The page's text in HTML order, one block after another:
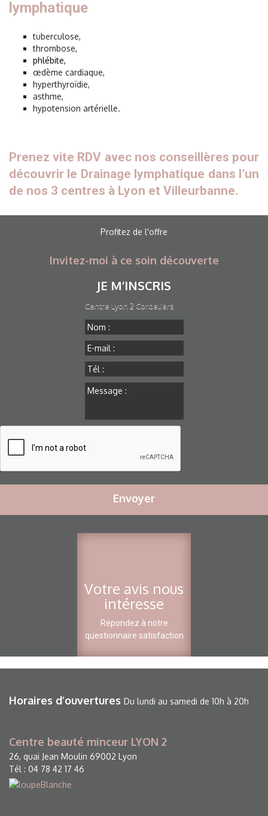
lymphatique
tuberculose,
thrombose,
phlébite,
œdème cardiaque,
hyperthyroïdie,
asthme,
hypotension artérielle.
Prenez vite RDV avec nos conseillères pour
découvrir le Drainage lymphatique dans l’un
de nos 3 centres à Lyon et Villeurbanne.
Profitez de l'offre
Invitez-moi à ce soin découverte
JE M’INSCRIS
Centre Lyon 2 Cordeliers
Envoyer
Votre avis nous
intéresse
Répondez à notre
questionnaire satisfaction
Horaires d’ouvertures Du lundi au samedi de 10h à 20h
Centre beauté minceur LYON 2
26, quai Jean Moulin 69002 Lyon
Tél : 04 78 42 17 46